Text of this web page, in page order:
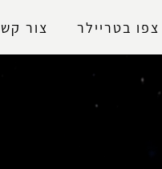
צפו בטריילר צור